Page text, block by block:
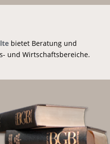
bietet Beratung und
und Wirtschaftsbereiche.